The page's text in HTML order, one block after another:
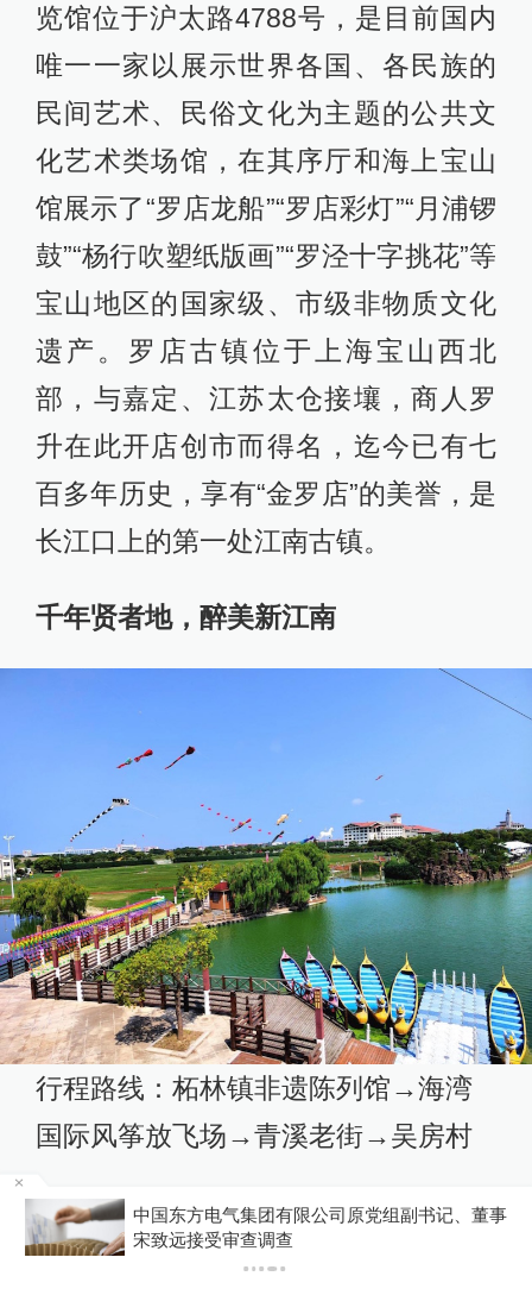
览馆位于沪太路4788号，是目前国内
唯一一家以展示世界各国、各民族的
民间艺术、民俗文化为主题的公共文
化艺术类场馆，在其序厅和海上宝山
馆展示了“罗店龙船”“罗店彩灯”“月浦锣
鼓”“杨行吹塑纸版画”“罗泾十字挑花”等
宝山地区的国家级、市级非物质文化
遗产。罗店古镇位于上海宝山西北
部，与嘉定、江苏太仓接壤，商人罗
升在此开店创市而得名，迄今已有七
百多年历史，享有“金罗店”的美誉，是
长江口上的第一处江南古镇。
千年贤者地，醉美新江南
行程路线：柘林镇非遗陈列馆→海湾
国际风筝放飞场→青溪老街→吴房村
线路特色：柘林镇非遗陈列馆，柘林
镇南胜村前胜路689号莲创智谷内，是
中国东方电气集团有限公司原党组副书记、董事
宋致远接受审查调查